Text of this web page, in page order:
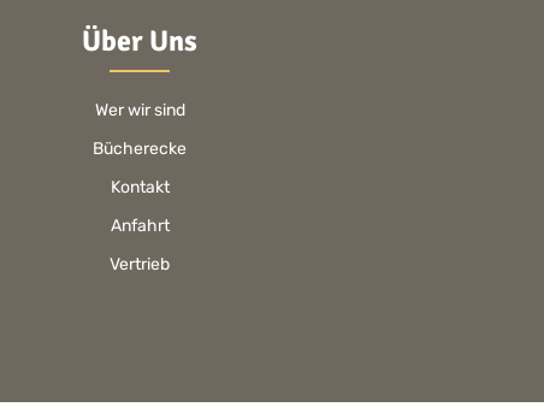
Über Uns
Wer wir sind
Bücherecke
Kontakt
Anfahrt
Vertrieb